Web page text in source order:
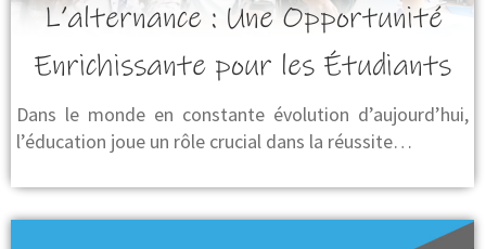
L’alternance : Une Opportunité
Enrichissante pour les Étudiants
Dans le monde en constante évolution d’aujourd’hui,
l’éducation joue un rôle crucial dans la réussite…